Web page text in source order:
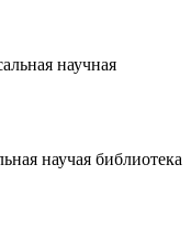
научная
научая библиотека